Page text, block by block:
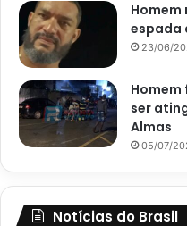
espada
23/06/
ser
Almas
05/07/
Notícias do Brasil